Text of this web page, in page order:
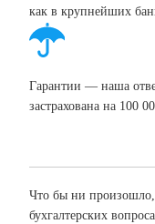
как в крупнейших
Гарантии — наша
застрахована на 100
Что бы ни
бухгалтерских